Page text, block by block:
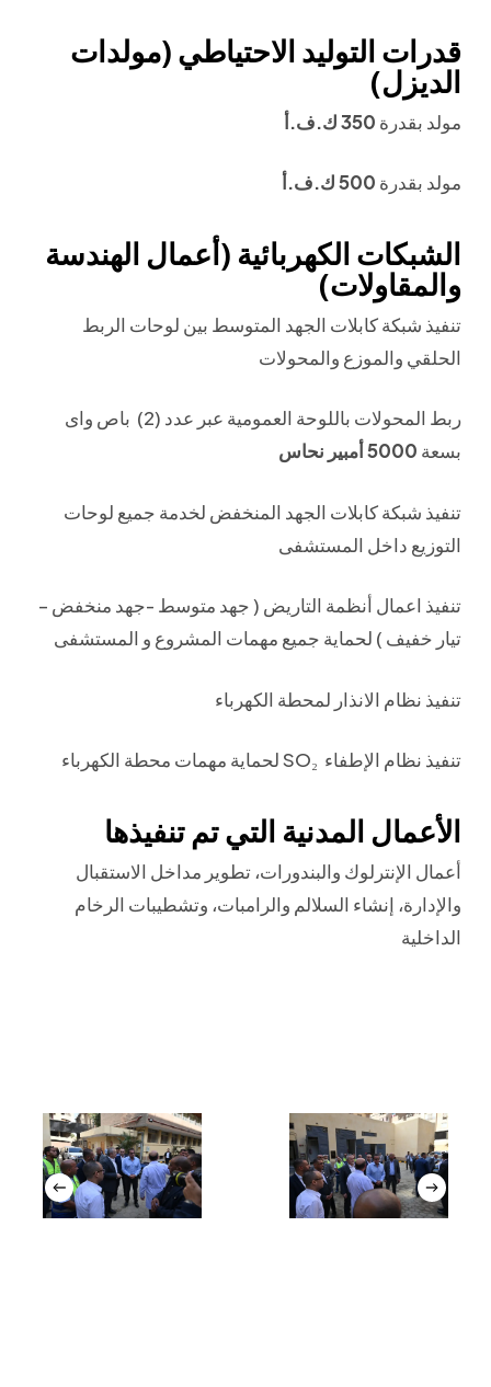
قدرات التوليد الاحتياطي (مولدات
الديزل)
مولد بقدرة 350 ك.ف.أ
مولد بقدرة 500 ك.ف.أ
الشبكات الكهربائية (أعمال الهندسة
والمقاولات)
تنفيذ شبكة كابلات الجهد المتوسط بين لوحات الربط
الحلقي والموزع والمحولات
ربط المحولات باللوحة العمومية عبر عدد (2) باص واى
بسعة 5000 أمبير نحاس
تنفيذ شبكة كابلات الجهد المنخفض لخدمة جميع لوحات
التوزيع داخل المستشفى
تنفيذ اعمال أنظمة التاريض ( جهد متوسط -جهد منخفض –
تيار خفيف ) لحماية جميع مهمات المشروع و المستشفى
تنفيذ نظام الانذار لمحطة الكهرباء
لحماية مهمات محطة الكهرباء SO₂ تنفيذ نظام الإطفاء
الأعمال المدنية التي تم تنفيذها
أعمال الإنترلوك والبندورات، تطوير مداخل الاستقبال
والإدارة، إنشاء السلالم والرامبات، وتشطيبات الرخام
الداخلية